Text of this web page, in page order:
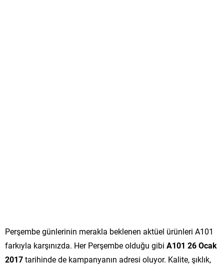
Perşembe günlerinin merakla beklenen aktüel ürünleri A101
farkıyla karşınızda. Her Perşembe olduğu gibi A101 26 Ocak
2017tarihinde de kampanyanın adresi oluyor. Kalite, şıklık,